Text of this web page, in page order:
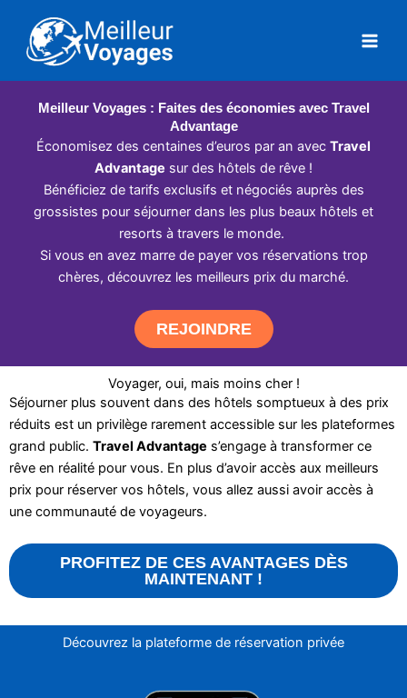
contenu
Meilleur Voyages : Faites des économies avec Travel
Advantage
Économisez des centaines d’euros par an avec Travel
Advantage sur des hôtels de rêve !
Bénéficiez de tarifs exclusifs et négociés auprès des
grossistes pour séjourner dans les plus beaux hôtels et
resorts à travers le monde.
Si vous en avez marre de payer vos réservations trop
chères, découvrez les meilleurs prix du marché.
REJOINDRE
Voyager, oui, mais moins cher !
Séjourner plus souvent dans des hôtels somptueux à des prix
réduits est un privilège rarement accessible sur les plateformes
grand public. Travel Advantage s’engage à transformer ce
rêve en réalité pour vous. En plus d’avoir accès aux meilleurs
prix pour réserver vos hôtels, vous allez aussi avoir accès à
une communauté de voyageurs.
PROFITEZ DE CES AVANTAGES DÈS
MAINTENANT !
Découvrez la plateforme de réservation privée